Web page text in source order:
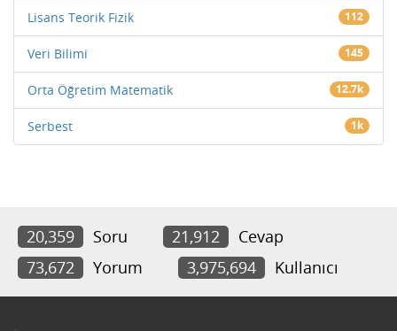
Lisans Teorik Fizik 112
Veri Bilimi 145
Orta Öğretim Matematik 12.7k
Serbest 1k
20,359 Soru 21,912
Cevap
73,672
Yorum 3,975,694 Kullanıcı